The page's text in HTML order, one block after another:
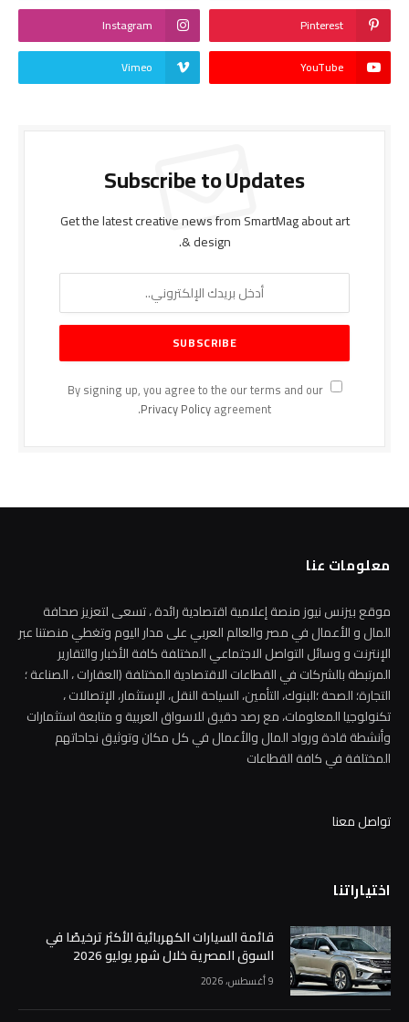
Pinterest
Instagram
YouTube
Vimeo
Subscribe to Updates
Get the latest creative news from SmartMag about art
& design.
By signing up, you agree to the our terms and our
Privacy Policyagreement.
معلومات عنا
موقع بيزنس نيوز منصة إعلامية اقتصادية رائدة ، تسعى لتعزيز صحافة
المال و الأعمال في مصر والعالم العربي على مدار اليوم وتغطي منصتنا عبر
الإنترنت و وسائل التواصل الاجتماعي المختلفة كافة الأخبار والتقارير
المرتبطة بالشركات في القطاعات الاقتصادية المختلفة (العقارات ، الصناعة ؛
التجارة؛ الصحة ؛البنوك، التأمين، السياحة النقل، الإستثمار، الإتصالات ،
تكنولوجيا المعلومات، مع رصد دقيق للاسواق العربية و متابعة استثمارات
وأنشطة قادة ورواد المال والأعمال في كل مكان وتوثيق نجاحاتهم
المختلفة في كافة القطاعات
تواصل معنا
اختياراتنا
قائمة السيارات الكهربائية الأكثر ترخيصًا في
السوق المصرية خلال شهر يوليو 2026
9 أغسطس، 2026